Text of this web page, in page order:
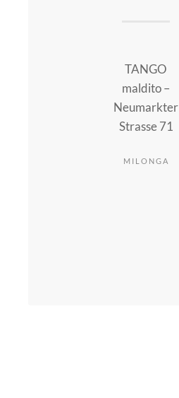
TANGO
maldito –
Neumarkter
Strasse 71
MILONGA